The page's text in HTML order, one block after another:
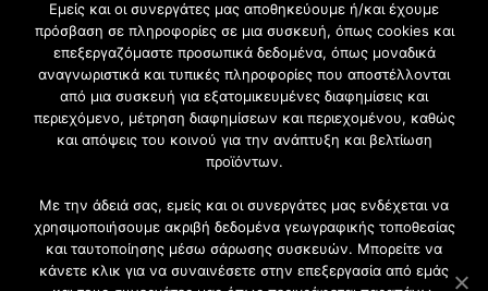
Η υφήIntraαναπαράγει μια απομίμηση καπλαμά με
έντονο περίγραμμα DOS (καρδιά).
ΠΙΣΩ ΟΨΗ:Shagreen
Η επιφάνεια shagreen είναι κατάλληλη για έντονα
μοναδικά χρώματα. Τονίζει επίσης την εμφάνιση κομψών
ξύλινων διακοσμητικών.
THICKNESS COMPARE TO NOMINAL VALUE:+0.5 mm
ΔΙΑΣΤΑΣΕΙΣ
Εμείς και οι συνεργάτες μας αποθηκεύουμε ή/και έχουμε
πρόσβαση σε πληροφορίες σε μια συσκευή, όπως cookies και
επεξεργαζόμαστε προσωπικά δεδομένα, όπως μοναδικά
αναγνωριστικά και τυπικές πληροφορίες που αποστέλλονται
από μια συσκευή για εξατομικευμένες διαφημίσεις και
περιεχόμενο, μέτρηση διαφημίσεων και περιεχομένου, καθώς
και απόψεις του κοινού για την ανάπτυξη και βελτίωση
προϊόντων.
Με την άδειά σας, εμείς και οι συνεργάτες μας ενδέχεται να
χρησιμοποιήσουμε ακριβή δεδομένα γεωγραφικής τοποθεσίας
και ταυτοποίησης μέσω σάρωσης συσκευών. Μπορείτε να
κάνετε κλικ για να συναινέσετε στην επεξεργασία από εμάς